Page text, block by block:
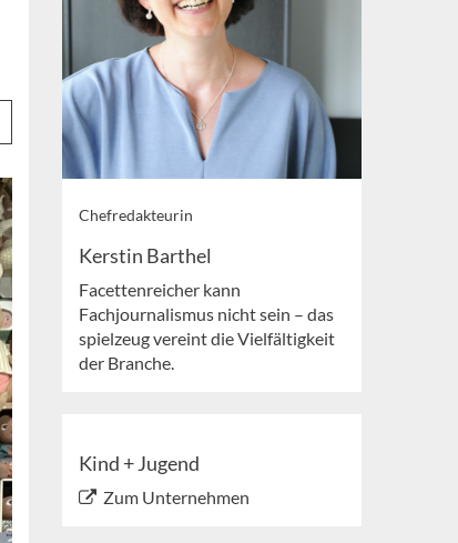
Chefredakteurin
Kerstin Barthel
Facettenreicher kann
Fachjournalismus nicht sein – das
spielzeug vereint die Vielfältigkeit
der Branche.
Kind + Jugend
Zum Unternehmen